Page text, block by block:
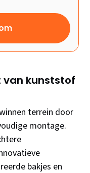
van kunststof
terrein door
montage.
bakjes en